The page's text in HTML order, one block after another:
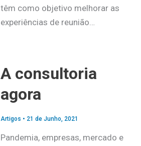
têm como objetivo melhorar as
experiências de reunião…
A consultoria
agora
Artigos • 21 de Junho, 2021
Pandemia, empresas, mercado e